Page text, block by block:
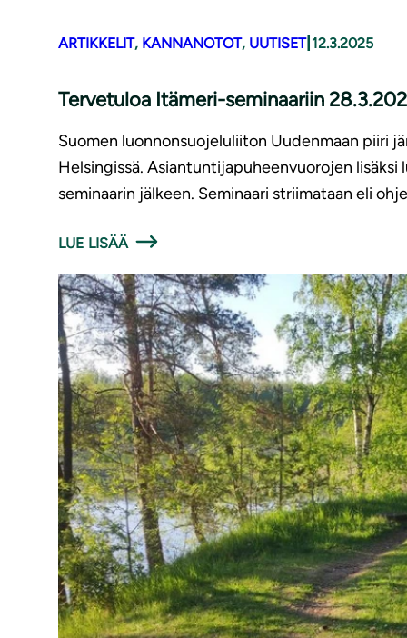
ARTIKKELIT, KANNANOTOT, UUTISET| 12.3.2025
Tervetuloa Itämeri-seminaariin
Suomen luonnonsuojeluliiton Uudenmaan piiri
Helsingissä. Asiantuntijapuheenvuorojen
seminaarin jälkeen. Seminaari striimataan eli
LUE LISÄÄ